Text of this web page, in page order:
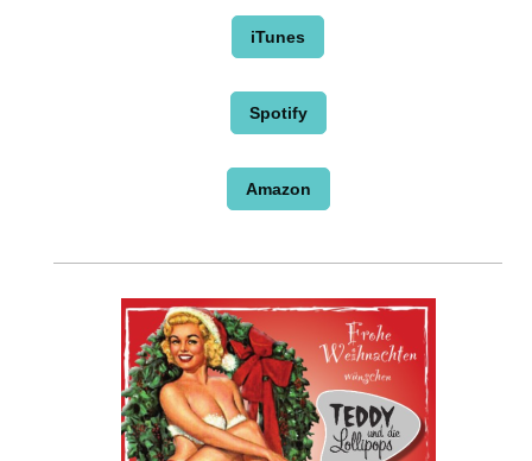
iTunes
Spotify
Amazon